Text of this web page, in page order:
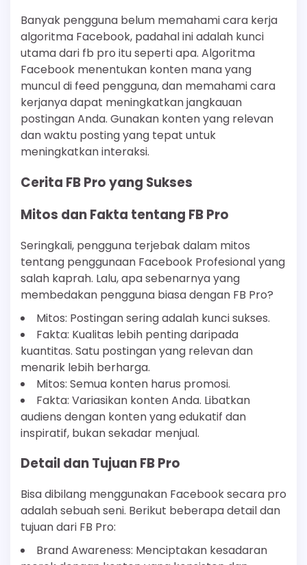
Banyak pengguna belum memahami cara kerja
algoritma Facebook, padahal ini adalah kunci
utama dari fb pro itu seperti apa. Algoritma
Facebook menentukan konten mana yang
muncul di feed pengguna, dan memahami cara
kerjanya dapat meningkatkan jangkauan
postingan Anda. Gunakan konten yang relevan
dan waktu posting yang tepat untuk
meningkatkan interaksi.
Cerita FB Pro yang Sukses
Mitos dan Fakta tentang FB Pro
Seringkali, pengguna terjebak dalam mitos
tentang penggunaan Facebook Profesional yang
salah kaprah. Lalu, apa sebenarnya yang
membedakan pengguna biasa dengan FB Pro?
Mitos: Postingan sering adalah kunci sukses.
Fakta: Kualitas lebih penting daripada
kuantitas. Satu postingan yang relevan dan
menarik lebih berharga.
Mitos: Semua konten harus promosi.
Fakta: Variasikan konten Anda. Libatkan
audiens dengan konten yang edukatif dan
inspiratif, bukan sekadar menjual.
Detail dan Tujuan FB Pro
Bisa dibilang menggunakan Facebook secara pro
adalah sebuah seni. Berikut beberapa detail dan
tujuan dari FB Pro:
Brand Awareness: Menciptakan kesadaran